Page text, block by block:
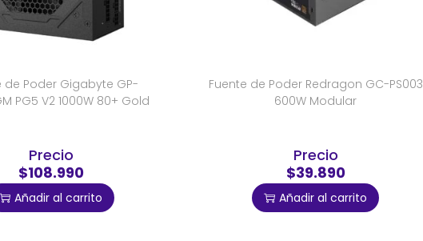
de Poder Gigabyte GP-
PG5 V2 1000W 80+ Gold
Precio
$108.990
Añadir al carrito
Fuente de Poder Redragon GC-PS003
600W Modular
Precio
$39.890
Añadir al carrito